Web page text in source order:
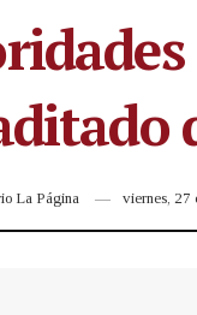
La Página viernes, 27